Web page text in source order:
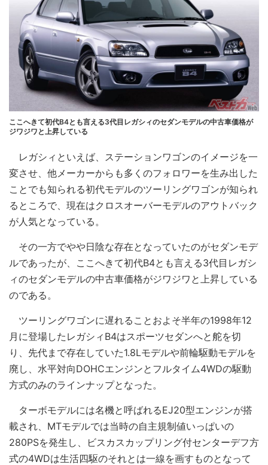
ここへきて初代B4とも言える3代目レガシィのセダンモデルの中古車価格が
ジワジワと上昇している
レガシィといえば、ステーションワゴンのイメージを一
変させ、他メーカーからも多くのフォロワーを生み出した
ことでも知られる初代モデルのツーリングワゴンが知られ
るところで、現在はクロスオーバーモデルのアウトバック
が人気となっている。
その一方でやや日陰な存在となっていたのがセダンモデ
ルであったが、ここへきて初代B4とも言える3代目レガシ
ィのセダンモデルの中古車価格がジワジワと上昇している
のである。
ツーリングワゴンに遅れることおよそ半年の1998年12
月に登場したレガシィB4はスポーツセダンへと舵を切
り、先代まで存在していた1.8Lモデルや前輪駆動モデルを
廃し、水平対向DOHCエンジンとフルタイム4WDの駆動
方式のみのラインナップとなった。
ターボモデルには名機と呼ばれるEJ20型エンジンが搭
載され、MTモデルでは当時の自主規制値いっぱいの
280PSを発生し、ビスカスカップリング付センターデフ方
式の4WDは生活四駆のそれとは一線を画すものとなって